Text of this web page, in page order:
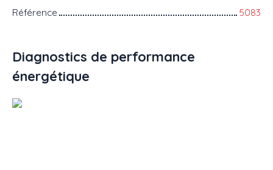
Référence 5083
Diagnostics de performance
énergétique